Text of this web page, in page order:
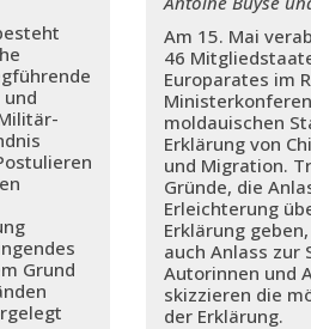
Grund
Am 15. Mai
46
Europarates im
moldauischen
Erklärung von
und Migration.
Gründe, die
Erleichterung
Erklärung
auch Anlass zur
Autorinnen und
skizzieren die
der Erklärung.